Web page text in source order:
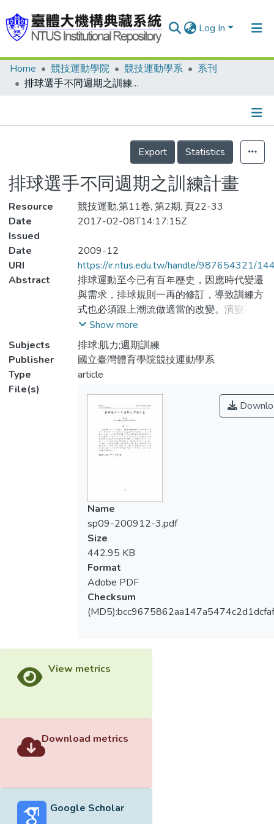
Log In
Communities & Collections
Statistics
Home 競技運動學院 競技運動學系
系刊
排球選手不同週期之訓練計畫
Details
Export
Statistics
排球選手不同週期之訓練計畫
Resource
競技運動,第11卷, 第2期, 頁22-33
Date
Issued
2017-02-08T14:17:15Z
Date
2009-12
URI
https://ir.ntus.edu.tw/handle/987654321/
Abstract
排球運動至今已有百年歷史，因應時代變遷
與需求，排球規則一再的修訂，導致訓練方
式也必須跟上潮流做適當的改變。演變至
今，身高、彈跳能力的優劣已成為排球制勝
關鍵，然而先天體材優劣是無法操控的，只
能強化彈跳能力來禰補先天上的不足，所以
如何強化肌力與爆發力來改進垂直跳躍表現
訓練方法已經不適用了，肌力訓練應在運動
科學的搭配下，重視選手的生理及心理回
饋，以正確和人道的訓練為基準，來達成既
定之目標。藉由了解排球選手所需體能因
素、作用肌群及肌力訓練之方法，運用不同
的週期訓練計畫，來提升肌力與爆發力，進
而改善排球運動員的彈跳能力。
Show more
Subjects
排球;肌力;週期訓練
Publisher
國立臺灣體育學院競技運動學系
Type
article
File(s)
Name
sp09-200912-3.pdf
Size
442.95 KB
Format
Adobe PDF
Checksum
View metrics
Download metrics
Google Scholar